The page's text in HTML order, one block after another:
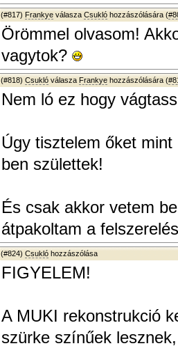
(#817) Frankye válasza Csukló hozzászólására (
Örömmel olvasom!
vagytok?
(#818) Csukló válasza Frankye hozzászólására (
Nem ló ez hogy
Úgy tisztelem őket
ben születtek!
És csak akkor vetem
átpakoltam a
(#824) Csukló hozzászólása
FIGYELEM!
A MUKI rekonstrukció
szürke színűek